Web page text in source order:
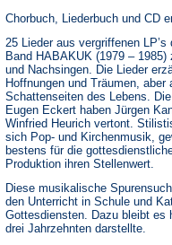
Chorbuch, Liederbuch und CD
25 Lieder aus vergriffenen LP’s
Band HABAKUK (1979 – 1985)
und Nachsingen. Die Lieder
Hoffnungen und Träumen, aber
Schattenseiten des Lebens.
Eugen Eckert haben Jürgen
Winfried Heurich vertont.
sich Pop- und Kirchenmusik,
bestens für die
Produktion ihren Stellenwert.
Diese musikalische
den Unterricht in Schule und
Gottesdiensten. Dazu bleibt es
drei Jahrzehnten darstellte.